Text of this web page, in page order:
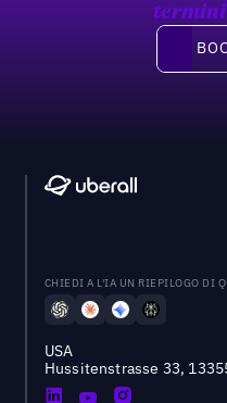
termini
Book a
CHIEDI A L'IA UN RIEPILOGO DI
USA
Hussitenstrasse 33,